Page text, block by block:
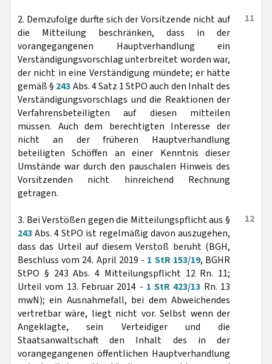
11
2. Demzufolge durfte sich der Vorsitzende nicht auf
die Mitteilung beschränken, dass in der
vorangegangenen Hauptverhandlung ein
Verständigungsvorschlag unterbreitet worden war,
der nicht in eine Verständigung mündete; er hätte
gemäß § 243Abs. 4 Satz 1 StPO auch den Inhalt des
Verständigungsvorschlags und die Reaktionen der
Verfahrensbeteiligten auf diesen mitteilen
müssen. Auch dem berechtigten Interesse der
nicht an der früheren Hauptverhandlung
beteiligten Schöffen an einer Kenntnis dieser
Umstände war durch den pauschalen Hinweis des
Vorsitzenden nicht hinreichend Rechnung
getragen.
12
3. Bei Verstößen gegen die Mitteilungspflicht aus §
243Abs. 4 StPO ist regelmäßig davon auszugehen,
dass das Urteil auf diesem Verstoß beruht (BGH,
Beschluss vom 24. April 2019 - 1 StR 153/19, BGHR
StPO § 243 Abs. 4 Mitteilungspflicht 12 Rn. 11;
Urteil vom 13. Februar 2014 - 1 StR 423/13 Rn. 13
mwN); ein Ausnahmefall, bei dem Abweichendes
vertretbar wäre, liegt nicht vor. Selbst wenn der
Angeklagte, sein Verteidiger und die
Staatsanwaltschaft den Inhalt des in der
vorangegangenen öffentlichen Hauptverhandlung